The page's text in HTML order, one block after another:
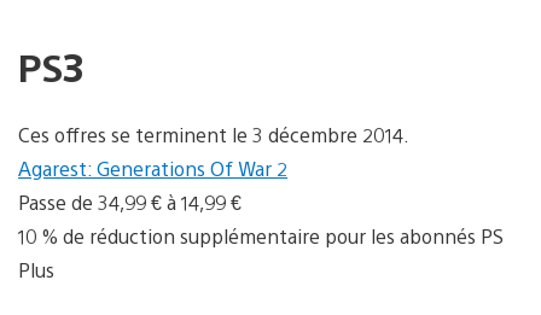
PS3
Ces offres se terminent le 3 décembre 2014.
Agarest: Generations Of War 2
Passe de 34,99 € à 14,99 €
10 % de réduction supplémentaire pour les abonnés PS
Plus